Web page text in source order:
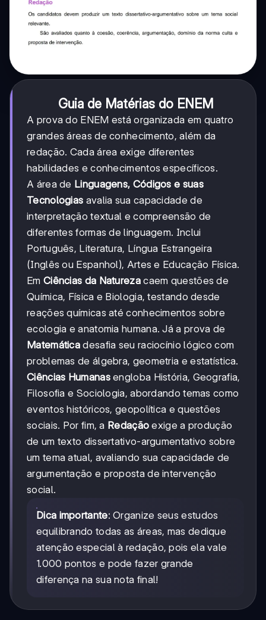
Guia de Matérias do ENEM
A prova do ENEM está organizada em quatro
grandes áreas de conhecimento, além da
redação. Cada área exige diferentes
habilidades e conhecimentos específicos.
A área de Linguagens, Códigos e suas
Tecnologias avalia sua capacidade de
interpretação textual e compreensão de
diferentes formas de linguagem. Inclui
Português, Literatura, Língua Estrangeira
(Inglês ou Espanhol), Artes e Educação Física.
Em Ciências da Naturezacaem questões de
Química, Física e Biologia, testando desde
reações químicas até conhecimentos sobre
ecologia e anatomia humana. Já a prova de
Matemática desafia seu raciocínio lógico com
problemas de álgebra, geometria e estatística.
Ciências Humanasengloba História, Geografia,
Filosofia e Sociologia, abordando temas como
eventos históricos, geopolítica e questões
sociais. Por fim, a Redação exige a produção
de um texto dissertativo-argumentativo sobre
um tema atual, avaliando sua capacidade de
argumentação e proposta de intervenção
social.
Dica importante: Organize seus estudos
equilibrando todas as áreas, mas dedique
atenção especial à redação, pois ela vale
1.000 pontos e pode fazer grande
diferença na sua nota final!